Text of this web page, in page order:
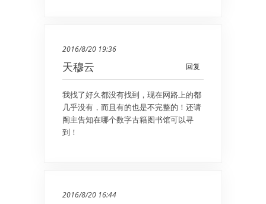
2016/8/20 19:36
回复
天穆云
我找了好久都没有找到，现在网路上的都
几乎没有，而且有的也是不完整的！还请
阁主告知在哪个数字古籍图书馆可以寻
到！
2016/8/20 16:44